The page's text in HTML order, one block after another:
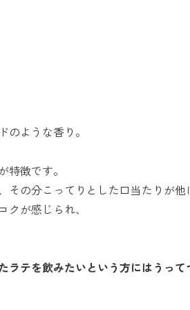
ような香り。
徴です。
の分こってりとした口当たりが他
が感じられ、
ラテを飲みたいという方にはうって